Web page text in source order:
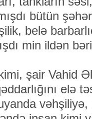
bütün
belə
min ildən
şair Vahid
elə